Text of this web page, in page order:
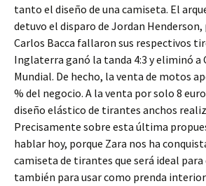
tanto el diseño de una camiseta. El
detuvo el disparo de Jordan Henderson,
Carlos Bacca fallaron sus respectivos
Inglaterra ganó la tanda 4:3 y eliminó a
Mundial. De hecho, la venta de motos
% del negocio. A la venta por solo 8
diseño elástico de tirantes anchos
Precisamente sobre esta última
hablar hoy, porque Zara nos ha
camiseta de tirantes que será ideal
también para usar como prenda interior